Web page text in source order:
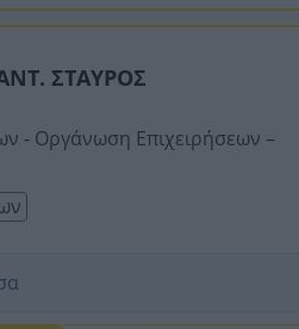
ΣΤΑΥΡΟΣ
- Οργάνωση Επιχειρήσεων –